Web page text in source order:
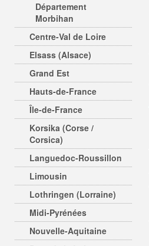
Département
Morbihan
Centre-Val de Loire
Elsass (Alsace)
Grand Est
Hauts-de-France
Île-de-France
Korsika (Corse /
Corsica)
Languedoc-Roussillon
Limousin
Lothringen (Lorraine)
Midi-Pyrénées
Nouvelle-Aquitaine